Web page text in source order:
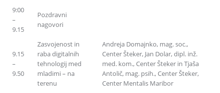
9:00
–
9.15
Pozdravni
nagovori
9.15
–
9.50
Zasvojenost in
raba digitalnih
tehnologij med
mladimi– na
terenu
Andreja Domajnko, mag.soc.,
Center Šteker, Jan Dolar,dipl. inž.
med. kom.,Center Šteker in Tjaša
Antolič, mag. psih.,Center Šteker,
Center Mentalis Maribor